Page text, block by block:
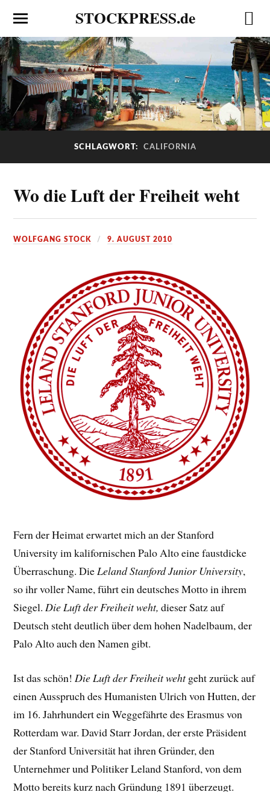
STOCKPRESS.de
SCHLAGWORT: CALIFORNIA
Wo die Luft der Freiheit weht
WOLFGANG STOCK 9. AUGUST 2010
Fern der Heimat erwartet mich an der Stanford
University im kalifornischen Palo Alto eine faustdicke
Überraschung. DieLeland Stanford Junior University,
so ihr voller Name, führt ein deutsches Motto in ihrem
Siegel.Die Luft der Freiheit weht,dieser Satz auf
Deutsch steht deutlich über dem hohen Nadelbaum, der
Palo Alto auch den Namen gibt.
Ist das schön! Die Luft der Freiheit wehtgeht zurück auf
einen Ausspruch des Humanisten Ulrich von Hutten, der
im 16. Jahrhundert ein Weggefährte des Erasmus von
Rotterdam war. David Starr Jordan, der erste Präsident
der Stanford Universität hat ihren Gründer, den
Unternehmer und Politiker Leland Stanford, von dem
Motto bereits kurz nach Gründung 1891 überzeugt.